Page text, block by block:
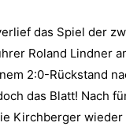
das Spiel der
Roland Lindner
2:0-Rückstand
das Blatt! Nach
Kirchberger